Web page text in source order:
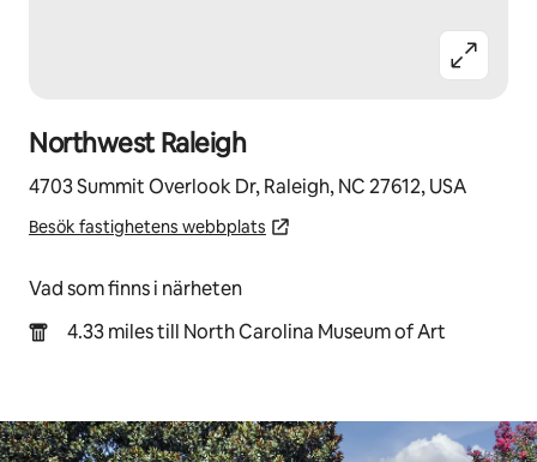
Northwest Raleigh
4703 Summit Overlook Dr, Raleigh, NC 27612, USA
Besök fastighetens webbplats
Vad som finns i närheten
4.33 miles till North Carolina Museum of Art